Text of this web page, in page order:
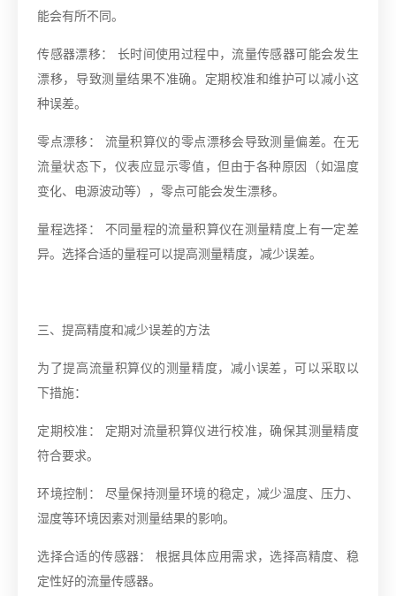
能会有所不同。
传感器漂移： 长时间使用过程中，流量传感器可能会发生
漂移，导致测量结果不准确。定期校准和维护可以减小这
种误差。
零点漂移： 流量积算仪的零点漂移会导致测量偏差。在无
流量状态下，仪表应显示零值，但由于各种原因（如温度
变化、电源波动等），零点可能会发生漂移。
量程选择： 不同量程的流量积算仪在测量精度上有一定差
异。选择合适的量程可以提高测量精度，减少误差。
三、提高精度和减少误差的方法
为了提高流量积算仪的测量精度，减小误差，可以采取以
下措施：
定期校准： 定期对流量积算仪进行校准，确保其测量精度
符合要求。
环境控制： 尽量保持测量环境的稳定，减少温度、压力、
湿度等环境因素对测量结果的影响。
选择合适的传感器： 根据具体应用需求，选择高精度、稳
定性好的流量传感器。